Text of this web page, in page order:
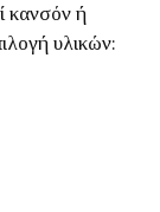
κανσόν ή
υλικών: